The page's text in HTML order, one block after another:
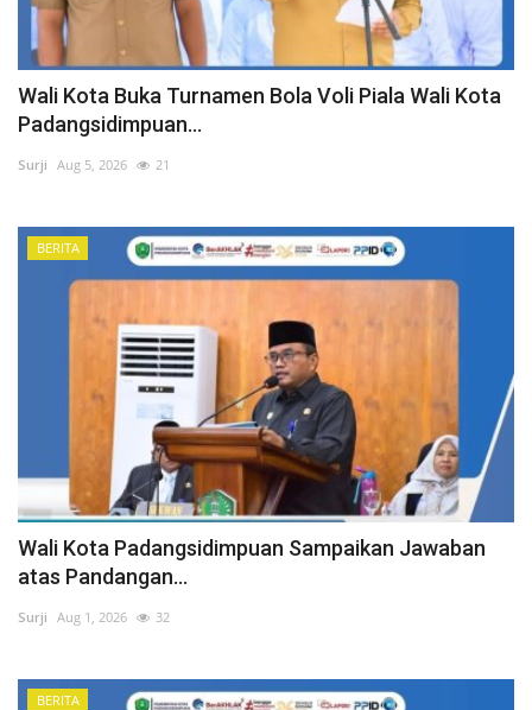
Wali Kota Buka Turnamen Bola Voli Piala Wali Kota
Padangsidimpuan...
Surji Aug 5, 2026 21
BERITA
Wali Kota Padangsidimpuan Sampaikan Jawaban
atas Pandangan...
Surji Aug 1, 2026 32
BERITA